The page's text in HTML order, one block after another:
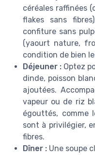
céréales raffinées
flakes sans
confiture sans
(yaourt nature,
condition de bien
Déjeuner : Optez
dinde, poisson
ajoutées.
vapeur ou de riz
égouttés, comme
sont à privilégier,
fibres.
Dîner : Une soupe